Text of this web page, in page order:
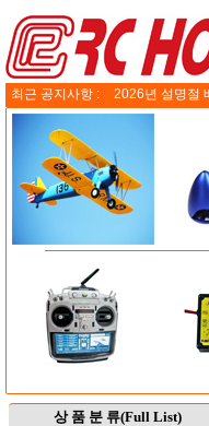
최근 공지사항 : 2026년 설명절
상 품 분 류(Full List)